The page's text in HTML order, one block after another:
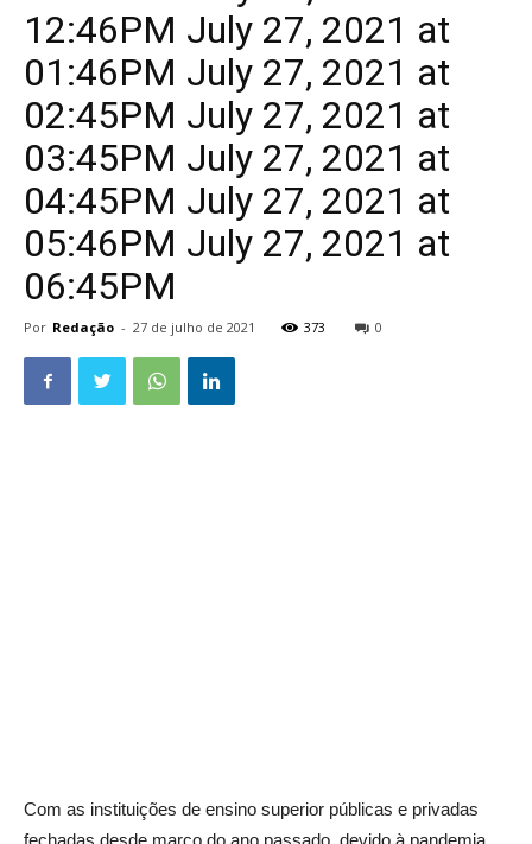
12:46PM July 27, 2021 at
01:46PM July 27, 2021 at
02:45PM July 27, 2021 at
03:45PM July 27, 2021 at
04:45PM July 27, 2021 at
05:46PM July 27, 2021 at
06:45PM
Por Redação - 27 de julho de 2021 373 0
Com as instituições de ensino superior públicas e privadas
fechadas desde março do ano passado, devido à pandemia